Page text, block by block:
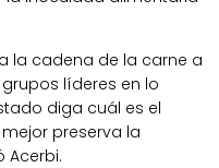
la cadena de la carne a
líderes en lo
diga cuál es el
preserva la
Acerbi.